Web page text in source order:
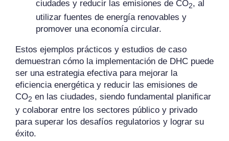
ciudades y reducir las emisiones de CO2, al
utilizar fuentes de energía renovables y
promover una economía circular.
Estos ejemplos prácticos y estudios de caso
demuestran cómo la implementación de DHC puede
ser una estrategia efectiva para mejorar la
eficiencia energética y reducir las emisiones de
CO2 en las ciudades, siendo fundamental planificar
y colaborar entre los sectores público y privado
para superar los desafíos regulatorios y lograr su
éxito.